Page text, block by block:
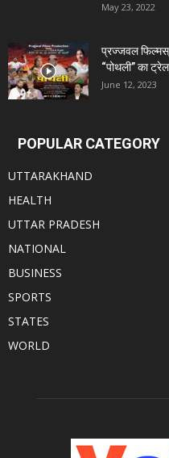
May 23, 2022
प्रज्जवल फिल्मस्
“पोथली” का
June 12, 2023
POPULAR CATEGORY
UTTARAKHAND
HEALTH
UTTAR PRADESH
NATIONAL
BUSINESS
SPORTS
STATES
WORLD